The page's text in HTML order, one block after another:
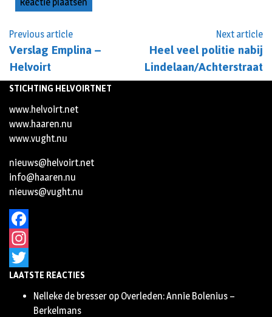
Previous article
Verslag Emplina –
Helvoirt
Next article
Heel veel politie nabij
Lindelaan/Achterstraat
STICHTING HELVOIRTNET
www.helvoirt.net
www.haaren.nu
www.vught.nu
nieuws@helvoirt.net
info@haaren.nu
nieuws@vught.nu
Facebook
Instagram
Twitter
LAATSTE REACTIES
Nelleke de bresser op Overleden: Annie Bolenius –
Berkelmans